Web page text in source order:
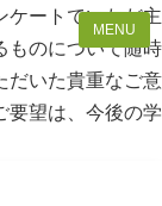
ケートでいただ主
ものについて随時
だいた貴重なご意
要望は、今後の学